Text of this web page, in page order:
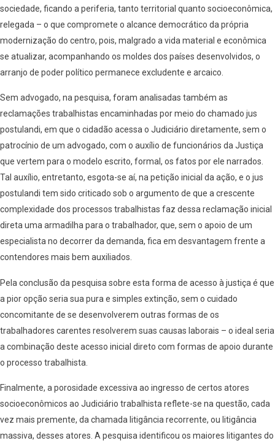
sociedade, ficando a periferia, tanto territorial quanto socioeconômica,
relegada – o que compromete o alcance democrático da própria
modernização do centro, pois, malgrado a vida material e econômica
se atualizar, acompanhando os moldes dos países desenvolvidos, o
arranjo de poder político permanece excludente e arcaico.
Sem advogado, na pesquisa, foram analisadas também as
reclamações trabalhistas encaminhadas por meio do chamado jus
postulandi, em que o cidadão acessa o Judiciário diretamente, sem o
patrocínio de um advogado, com o auxílio de funcionários da Justiça
que vertem para o modelo escrito, formal, os fatos por ele narrados.
Tal auxílio, entretanto, esgota-se aí, na petição inicial da ação, e o jus
postulandi tem sido criticado sob o argumento de que a crescente
complexidade dos processos trabalhistas faz dessa reclamação inicial
direta uma armadilha para o trabalhador, que, sem o apoio de um
especialista no decorrer da demanda, fica em desvantagem frente a
contendores mais bem auxiliados.
Pela conclusão da pesquisa sobre esta forma de acesso à justiça é que
a pior opção seria sua pura e simples extinção, sem o cuidado
concomitante de se desenvolverem outras formas de os
trabalhadores carentes resolverem suas causas laborais – o ideal seria
a combinação deste acesso inicial direto com formas de apoio durante
o processo trabalhista.
Finalmente, a porosidade excessiva ao ingresso de certos atores
socioeconômicos ao Judiciário trabalhista reflete-se na questão, cada
vez mais premente, da chamada litigância recorrente, ou litigância
massiva, desses atores. A pesquisa identificou os maiores litigantes do